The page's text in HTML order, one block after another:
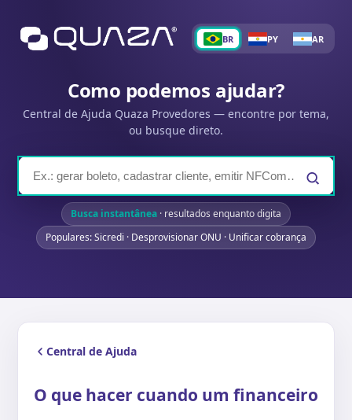
BR PY AR
Como podemos ajudar?
Central de Ajuda Quaza Provedores — encontre por tema,
ou busque direto.
Busca instantânea · resultados enquanto digita
Populares: Sicredi · Desprovisionar ONU · Unificar cobrança
Central de Ajuda
O que hacer cuando um financeiro